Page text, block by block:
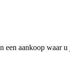
aankoop waar u